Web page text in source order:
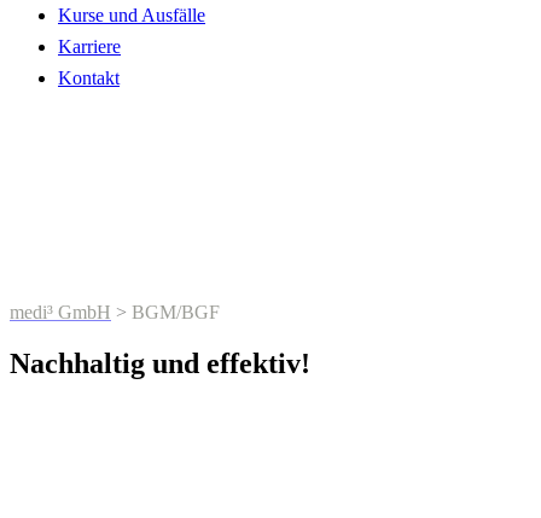
Kurse und Ausfälle
Karriere
Kontakt
medi³ GmbH > BGM/BGF
Nachhaltig und effektiv!